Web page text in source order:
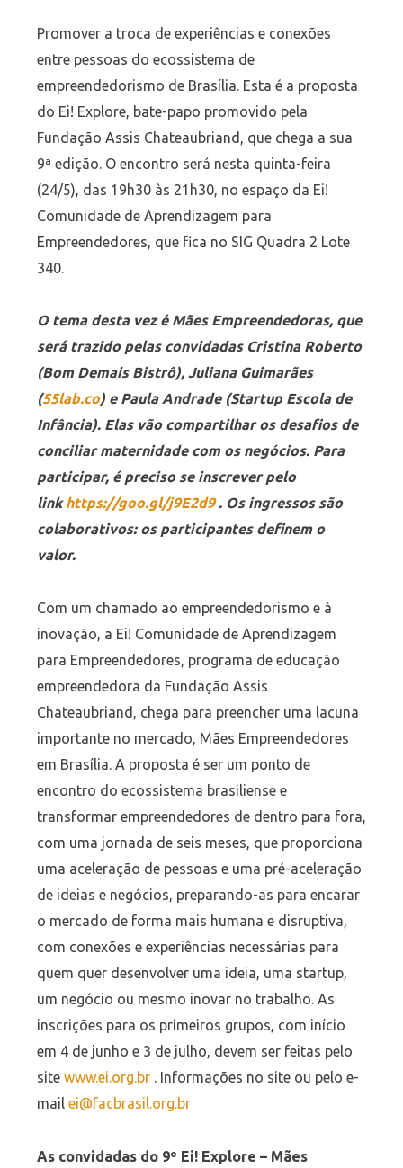
Promover a troca de experiências e conexões
entre pessoas do ecossistema de
empreendedorismo de Brasília. Esta é a proposta
do Ei! Explore, bate-papo promovido pela
Fundação Assis Chateaubriand, que chega a sua
9ª edição. O encontro será nesta quinta-feira
(24/5), das 19h30 às 21h30, no espaço da Ei!
Comunidade de Aprendizagem para
Empreendedores, que fica no SIG Quadra 2 Lote
340.
O tema desta vez é Mães Empreendedoras, que
será trazido pelas convidadas Cristina Roberto
(Bom Demais Bistrô), Juliana Guimarães
(55lab.co) e Paula Andrade (Startup Escola de
Infância). Elas vão compartilhar os desafios de
conciliar maternidade com os negócios. Para
participar, é preciso se inscrever pelo
linkhttps://goo.gl/j9E2d9. Os ingressos são
colaborativos: os participantes definem o
valor.
Com um chamado ao empreendedorismo e à
inovação, a Ei! Comunidade de Aprendizagem
para Empreendedores, programa de educação
empreendedora da Fundação Assis
Chateaubriand, chega para preencher uma lacuna
importante no mercado, Mães Empreendedores
em Brasília. A proposta é ser um ponto de
encontro do ecossistema brasiliense e
transformar empreendedores de dentro para fora,
com uma jornada de seis meses, que proporciona
uma aceleração de pessoas e uma pré-aceleração
de ideias e negócios, preparando-as para encarar
o mercado de forma mais humana e disruptiva,
com conexões e experiências necessárias para
quem quer desenvolver uma ideia, uma startup,
um negócio ou mesmo inovar no trabalho. As
inscrições para os primeiros grupos, com início
em 4 de junho e 3 de julho, devem ser feitas pelo
site www.ei.org.br. Informações no site ou pelo e-
mail ei@facbrasil.org.br
As convidadas do 9º Ei! Explore – Mães